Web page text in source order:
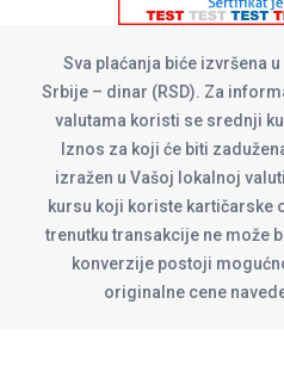
Sva plaćanja biće izvršena
Srbije – dinar (RSD). Za
valutama koristi se srednji
Iznos za koji će biti
izražen u Vašoj lokalnoj
kursu koji koriste kartičarske
trenutku transakcije ne može
konverzije postoji
originalne cene